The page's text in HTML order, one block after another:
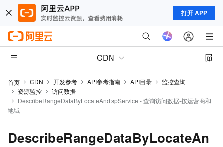
打开 APP
CDN
首页 CDN 开发参考 API参考指南 API目录
监控查询
资源监控
访问数据
DescribeRangeDataByLocateAndIspService - 查询访问数据-按运营商和
地域
DescribeRangeDataByLocateAn